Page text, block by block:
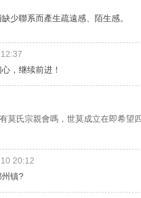
少聯系而產生疏遠感、陌生感。
，继续前进！
莫氏宗親會嗎，世莫成立在即希望
20:12
州镇?